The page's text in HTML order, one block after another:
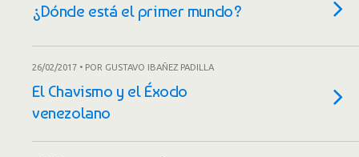
¿Dónde está el primer mundo?
26/02/2017 • POR GUSTAVO IBAÑEZ PADILLA
El Chavismo y el Éxodo
venezolano